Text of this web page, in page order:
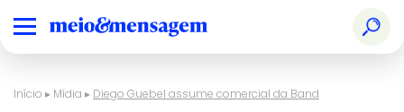
Início ▸ Mídia ▸ Diego Guebel assume comercial da Band